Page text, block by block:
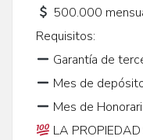
500.000
Requisitos:
Garantía de
Mes de
Mes de
LA